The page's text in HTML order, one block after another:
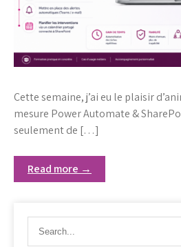
Cette semaine, j’ai eu le plaisir
mesure Power Automate &
seulement de […]
Read more →